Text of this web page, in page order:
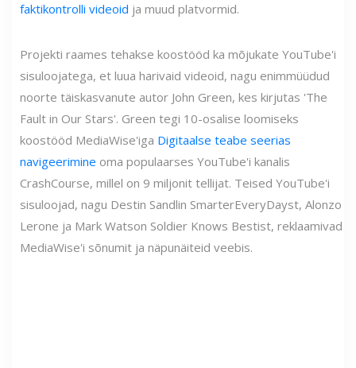
faktikontrolli videoid ja muud platvormid.
Projekti raames tehakse koostööd ka mõjukate YouTube'i
sisuloojatega, et luua harivaid videoid, nagu enimmüüdud
noorte täiskasvanute autor John Green, kes kirjutas 'The
Fault in Our Stars'. Green tegi 10-osalise loomiseks
koostööd MediaWise'iga Digitaalse teabe seerias
navigeerimine oma populaarses YouTube'i kanalis
CrashCourse, millel on 9 miljonit tellijat. Teised YouTube'i
sisuloojad, nagu Destin Sandlin SmarterEveryDayst, Alonzo
Lerone ja Mark Watson Soldier Knows Bestist, reklaamivad
MediaWise'i sõnumit ja näpunäiteid veebis.